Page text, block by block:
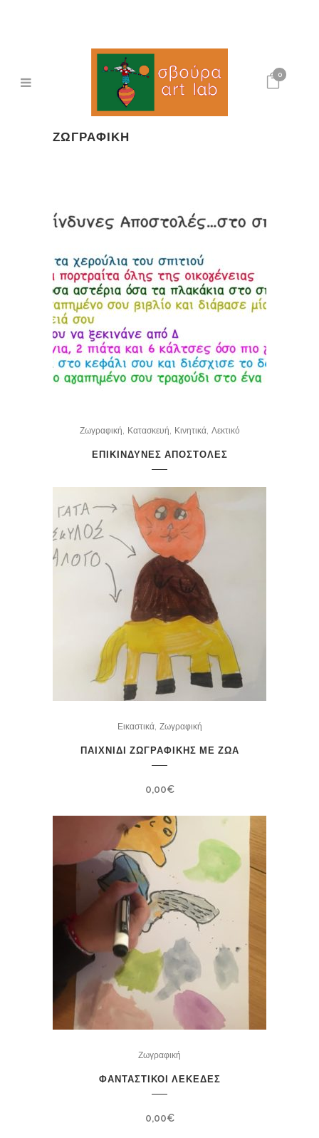
0
ΖΩΓΡΑΦΙΚΉ
Ζωγραφική, Κατασκευή, Κινητικά, Λεκτικό
ΕΠΙΚΙΝΔΥΝΕΣ ΑΠΟΣΤΟΛΕΣ
Εικαστικά, Ζωγραφική
ΠΑΙΧΝΙΔΙ ΖΩΓΡΑΦΙΚΗΣ ΜΕ ΖΩΑ
0,00€
Ζωγραφική
ΦΑΝΤΑΣΤΙΚΟΙ ΛΕΚΕΔΕΣ
0,00€